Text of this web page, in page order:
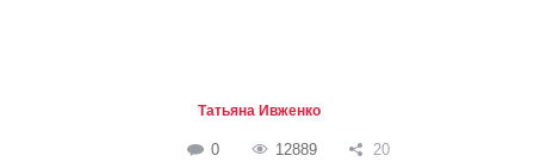
Татьяна Ивженко
0 12889 20